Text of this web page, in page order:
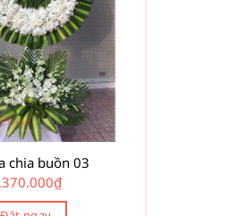
chia buồn 03
₫